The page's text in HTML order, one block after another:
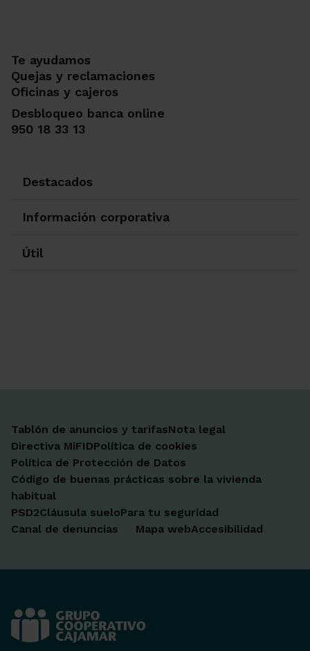
Te ayudamos
Quejas y reclamaciones
Oficinas y cajeros
Desbloqueo banca online
950 18 33 13
Destacados
Información corporativa
Útil
Tablón de anuncios y tarifasNota legal
Directiva MiFIDPolítica de cookies
Política de Protección de Datos
Código de buenas prácticas sobre la vivienda
habitual
PSD2Cláusula sueloPara tu seguridad
Canal de denuncias
Mapa webAccesibilidad